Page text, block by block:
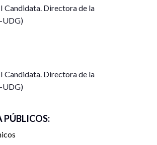
Candidata. Directora de la
UDG)
Candidata. Directora de la
UDG)
PÚBLICOS: